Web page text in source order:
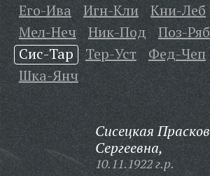
Его-Ива
Игн-Кли Кни-Леб
Мел-Неч
Ник-Под Поз-Ряб
Сис-Тар
Тер-Уст Фед-Чеп
Шка-Янч
Сисецкая
Сергеевна,
10.11.1922 г.р.